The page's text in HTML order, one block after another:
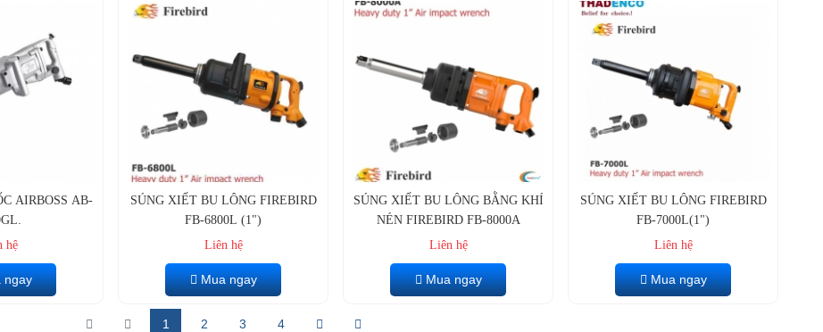
AIRBOSS AB-
hệ
SÚNG XIẾT BU LÔNG FIREBIRD
FB-6800L (1")
Liên hệ
Mua ngay
SÚNG XIẾT BU LÔNG BẰNG KHÍ
NÉN FIREBIRD FB-8000A
Liên hệ
Mua ngay
SÚNG XIẾT BU LÔNG FIREBIRD
FB-7000L(1")
Liên hệ
Mua ngay
1 2 3 4